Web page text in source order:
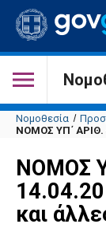
Νομοθεσία
ΝΟΜΟΣ ΥΠ΄ ΑΡΙΘ.
ΝΟΜΟΣ
και